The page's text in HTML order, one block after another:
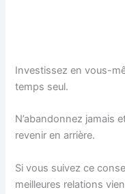
Investissez en vous-
temps seul.
N’abandonnez jamais
revenir en arrière.
Si vous suivez ce
meilleures relations